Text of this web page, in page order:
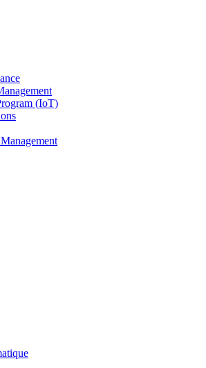
(IoT)